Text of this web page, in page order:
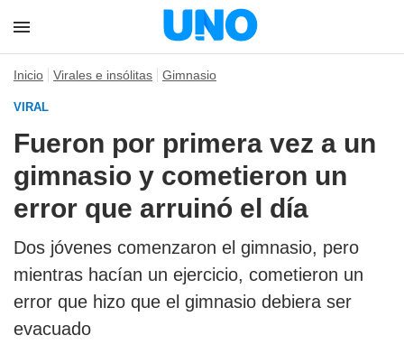
Inicio Virales e insólitas Gimnasio
VIRAL
Fueron por primera vez a un
gimnasio y cometieron un
error que arruinó el día
Dos jóvenes comenzaron el gimnasio, pero
mientras hacían un ejercicio, cometieron un
error que hizo que el gimnasio debiera ser
evacuado